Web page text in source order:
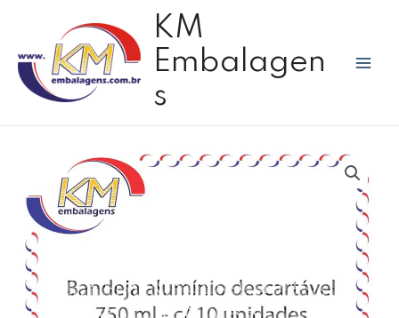
conteúdo
KM
Embalagen
s
alumínio
descartável
750
ml
c/10
unid
Wyda